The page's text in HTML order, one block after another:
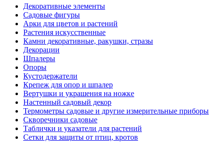
Декоративные элементы
Садовые фигуры
Арки для цветов и растений
Растения искусственные
Камни декоративные, ракушки, стразы
Декорации
Шпалеры
Опоры
Кустодержатели
Крепеж для опор и шпалер
Вертушки и украшения на ножке
Настенный садовый декор
Термометры садовые и другие измерительные приборы
Скворечники садовые
Таблички и указатели для растений
Сетки для защиты от птиц, кротов